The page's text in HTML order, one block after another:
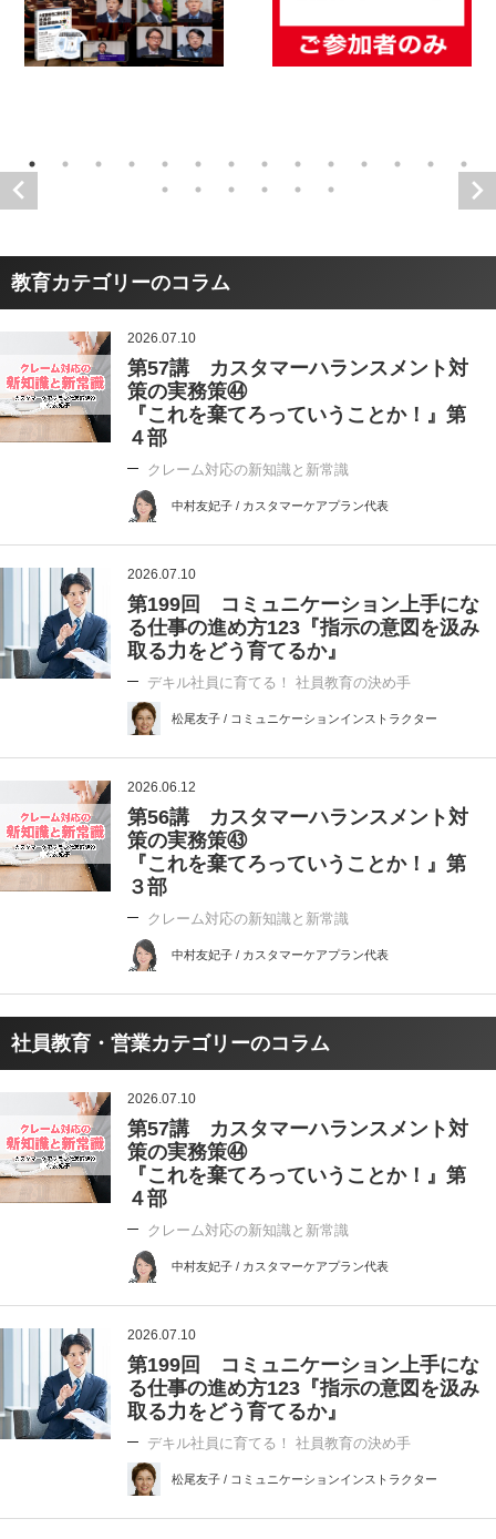
教育カテゴリーのコラム
2026.07.10
第57講 カスタマーハランスメント対
策の実務策㊹
『これを棄てろっていうことか！』第
４部
クレーム対応の新知識と新常識
中村友妃子 / カスタマーケアプラン代表
2026.07.10
第199回 コミュニケーション上手にな
る仕事の進め方123『指示の意図を汲み
取る力をどう育てるか』
デキル社員に育てる！ 社員教育の決め手
松尾友子 / コミュニケーションインストラクター
2026.06.12
第56講 カスタマーハランスメント対
策の実務策㊸
『これを棄てろっていうことか！』第
３部
クレーム対応の新知識と新常識
中村友妃子 / カスタマーケアプラン代表
社員教育・営業カテゴリーのコラム
2026.07.10
第57講 カスタマーハランスメント対
策の実務策㊹
『これを棄てろっていうことか！』第
４部
クレーム対応の新知識と新常識
中村友妃子 / カスタマーケアプラン代表
2026.07.10
第199回 コミュニケーション上手にな
る仕事の進め方123『指示の意図を汲み
取る力をどう育てるか』
デキル社員に育てる！ 社員教育の決め手
松尾友子 / コミュニケーションインストラクター